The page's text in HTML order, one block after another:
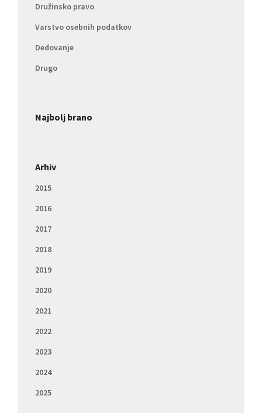
Družinsko pravo
Varstvo osebnih podatkov
Dedovanje
Drugo
Najbolj brano
Arhiv
2015
2016
2017
2018
2019
2020
2021
2022
2023
2024
2025